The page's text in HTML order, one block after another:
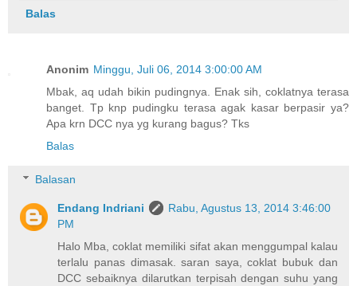
Balas
Anonim Minggu, Juli 06, 2014 3:00:00 AM
Mbak, aq udah bikin pudingnya. Enak sih, coklatnya terasa
banget. Tp knp pudingku terasa agak kasar berpasir ya?
Apa krn DCC nya yg kurang bagus? Tks
Balas
Balasan
Endang Indriani
Rabu, Agustus 13, 2014 3:46:00
PM
Halo Mba, coklat memiliki sifat akan menggumpal kalau
terlalu panas dimasak. saran saya, coklat bubuk dan
DCC sebaiknya dilarutkan terpisah dengan suhu yang